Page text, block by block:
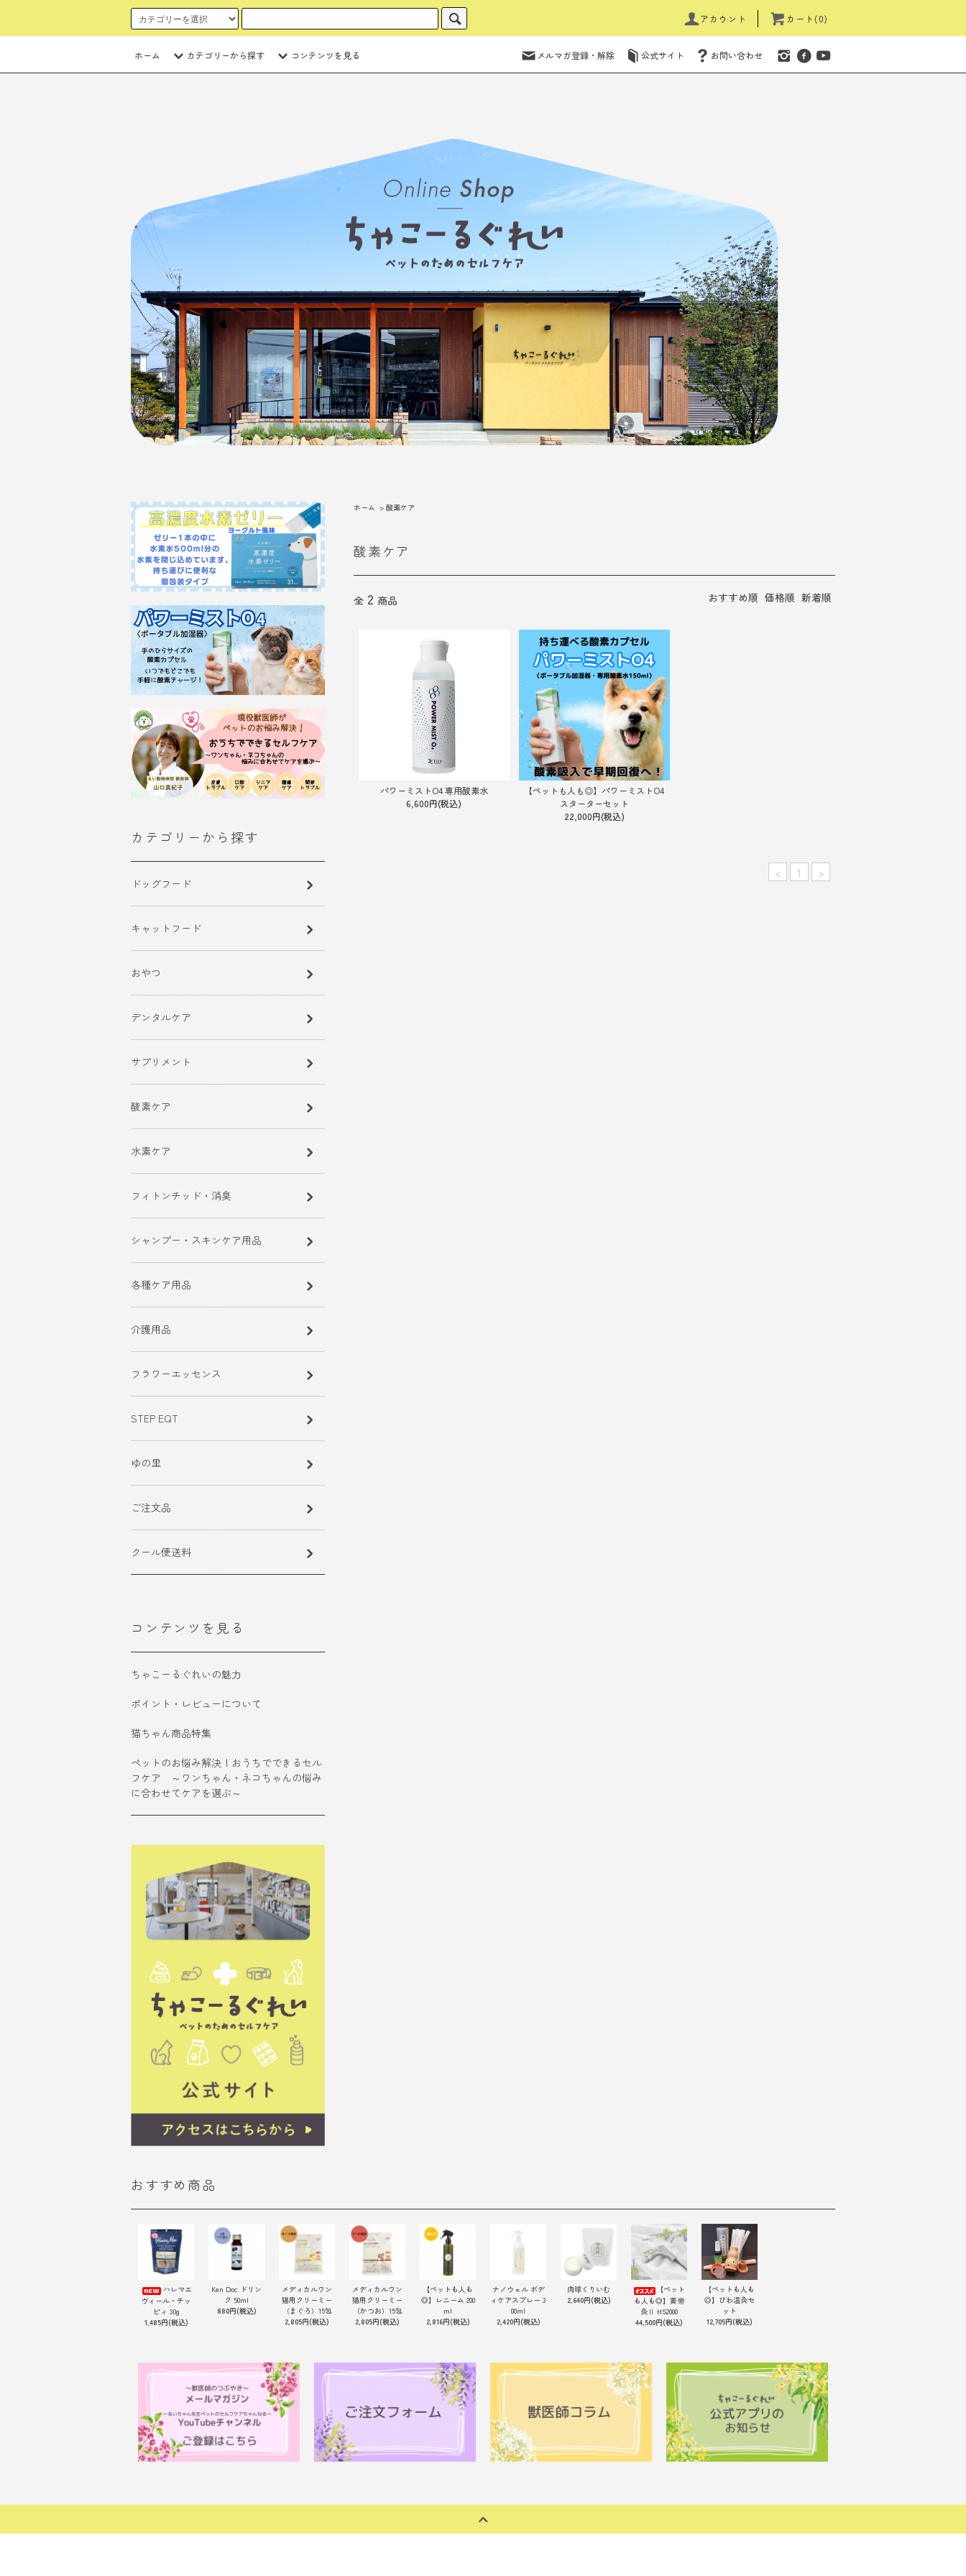
アカウント カート(0)
ホーム カテゴリーから探す コンテンツを見る メルマガ登録・解除 公式サイト お問い合わせ
ホーム > 酸素ケア
酸素ケア
全 2 商品 おすすめ順 価格順 新着順
パワーミストO4 専用酸素水
6,600円(税込)
【ペットも人も◎】パワーミストO4
スターターセット
22,000円(税込)
< 1 >
カテゴリーから探す
ドッグフード
キャットフード
おやつ
デンタルケア
サプリメント
酸素ケア
水素ケア
フィトンチッド・消臭
シャンプー・スキンケア用品
各種ケア用品
介護用品
フラワーエッセンス
STEP EQT
ゆの里
ご注文品
クール便送料
コンテンツを見る
ちゃこーるぐれいの魅力
ポイント・レビューについて
猫ちゃん商品特集
ペットのお悩み解決！おうちでできるセル
フケア ～ワンちゃん・ネコちゃんの悩み
に合わせてケアを選ぶ～
おすすめ商品
ハレマエ
ヴィール・チッ
ピィ 30g
1,485円(税込)
Ken Doc ドリン
ク 50ml
880円(税込)
メディカルワン
猫用クリーミー
（まぐろ）15包
2,805円(税込)
メディカルワン
猫用クリーミー
（かつお）15包
2,805円(税込)
【ペットも人も
◎】レニーム 200
ml
2,816円(税込)
ナノウェル ボデ
ィケアスプレー 3
00ml
2,420円(税込)
肉球くりいむ
2,640円(税込)
【ペット
も人も◎】黄帝
灸Ⅱ HS2000
44,500円(税込)
【ペットも人も
◎】びわ温灸セ
ット
12,705円(税込)